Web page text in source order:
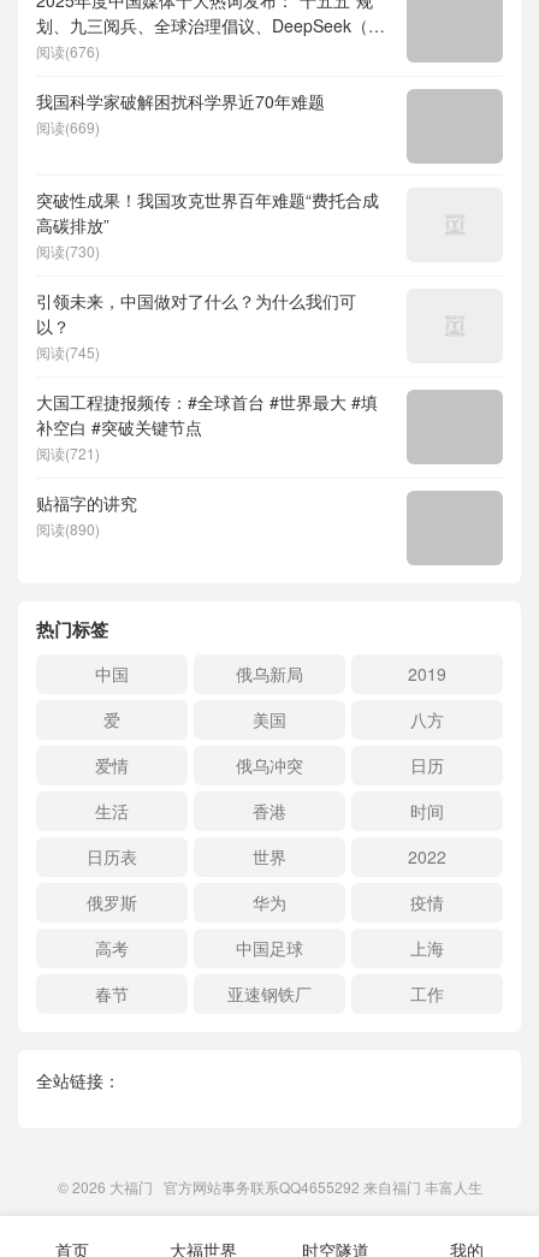
划、九三阅兵、全球治理倡议、DeepSeek（深
度求索）、人形机器人、苏超、票根经济、育
阅读(676)
我国科学家破解困扰科学界近70年难题
阅读(669)
突破性成果！我国攻克世界百年难题“费托合成
高碳排放”
阅读(730)
引领未来，中国做对了什么？为什么我们可
以？
阅读(745)
大国工程捷报频传：#全球首台 #世界最大 #填
补空白 #突破关键节点
阅读(721)
贴福字的讲究
阅读(890)
热门标签
中国 俄乌新局
2019
爱
美国
八方
爱情
俄乌冲突
日历
生活
香港
时间
日历表
世界
2022
俄罗斯
华为
疫情
高考
中国足球
上海
春节
亚速钢铁厂 工作
全站链接：
© 2026 大福门 官方网站事务联系QQ4655292 来自福门 丰富人生
首页 大福世界 时空隧道 我的